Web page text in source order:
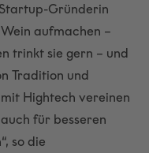
Gründerin
aufmachen –
trinkt sie gern – und
Tradition und
Hightech vereinen
für besseren
so die